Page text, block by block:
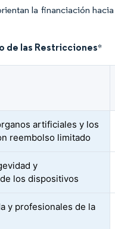
la financiación
de las Restricciones*
artificiales y los
reembolso limitado
y
los dispositivos
y profesionales de la